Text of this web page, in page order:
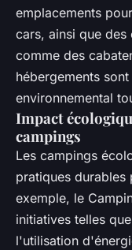
emplacements
cars, ainsi que des
comme des
hébergements
environnemental
Impact
campings
Les campings
pratiques durables
exemple, le
initiatives telles
l'utilisation